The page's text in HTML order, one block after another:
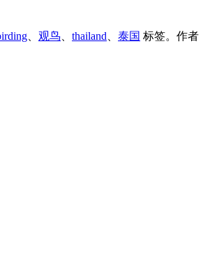
、 观鸟、 thailand、 泰国 标签。 作者